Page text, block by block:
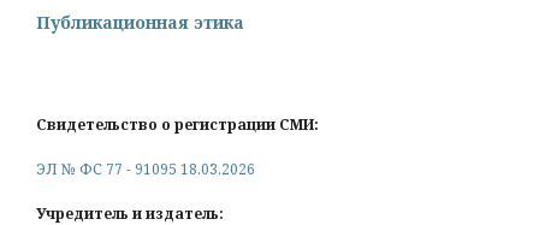
Публикационная этика
Свидетельство о регистрации СМИ:
ЭЛ № ФС 77 - 91095 18.03.2026
Учредитель и издатель: